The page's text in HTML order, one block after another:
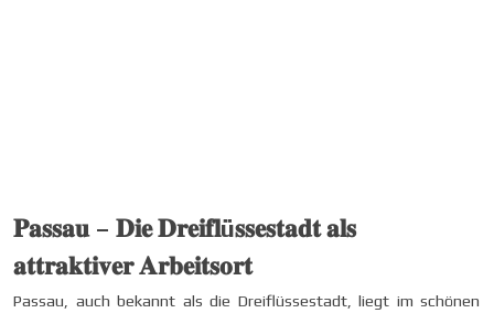
𝐏𝐚𝐬𝐬𝐚𝐮 – 𝐃𝐢𝐞 𝐃𝐫𝐞𝐢𝐟𝐥ü𝐬𝐬𝐞𝐬𝐭𝐚𝐝𝐭 𝐚𝐥𝐬
𝐚𝐭𝐭𝐫𝐚𝐤𝐭𝐢𝐯𝐞𝐫 𝐀𝐫𝐛𝐞𝐢𝐭𝐬𝐨𝐫𝐭
Passau, auch bekannt als die Dreiflüssestadt, liegt im schönen